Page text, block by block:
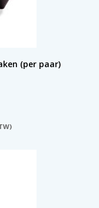
(per paar)